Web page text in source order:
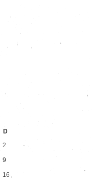
D
2
9
16